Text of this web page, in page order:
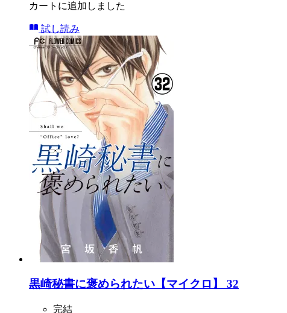
カートに追加しました
試し読み
黒崎秘書に褒められたい【マイクロ】 32
完結